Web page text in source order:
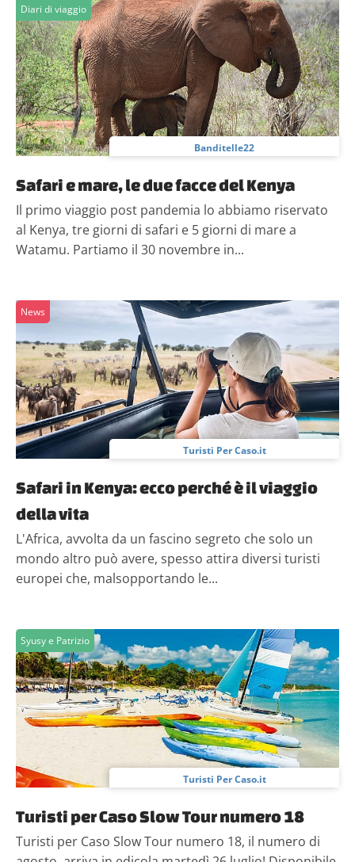
Diari di viaggio
Banditelle22
Safari e mare, le due facce del Kenya
Il primo viaggio post pandemia lo abbiamo riservato
al Kenya, tre giorni di safari e 5 giorni di mare a
Watamu. Partiamo il 30 novembre in...
News
Turisti Per Caso.it
Safari in Kenya: ecco perché è il viaggio
della vita
L'Africa, avvolta da un fascino segreto che solo un
mondo altro può avere, spesso attira diversi turisti
europei che, malsopportando le...
Syusy e Patrizio
Turisti Per Caso.it
Turisti per Caso Slow Tour numero 18
Turisti per Caso Slow Tour numero 18, il numero di